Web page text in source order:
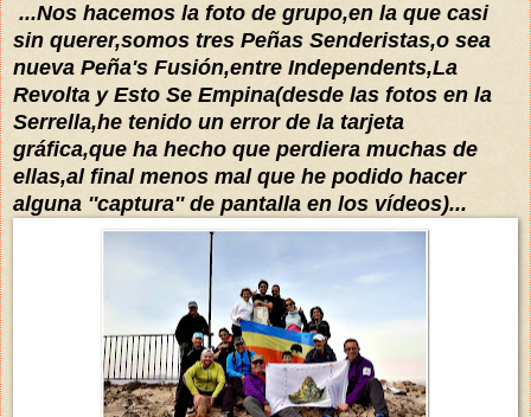
...Nos hacemos la foto de grupo,en la que casi
sin querer,somos tres Peñas Senderistas,o sea
nueva Peña's Fusión,entre Independents,La
Revolta y Esto Se Empina(desde las fotos en la
Serrella,he tenido un error de la tarjeta
gráfica,que ha hecho que perdiera muchas de
ellas,al finalmenos mal que he podido hacer
alguna ''captura'' de pantalla en los vídeos)...